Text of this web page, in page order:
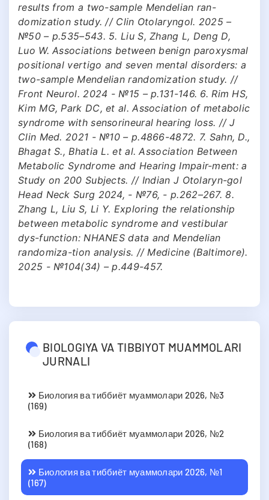
results from a two-sample Mendelian ran-
domization study. // Clin Otolaryngol. 2025 –
№50 – р.535–543. 5. Liu S, Zhang L, Deng D,
Luo W. Associations between benign paroxysmal
positional vertigo and seven mental disorders: a
two-sample Mendelian randomization study. //
Front Neurol. 2024 - №15 – р.131-146. 6. Rim HS,
Kim MG, Park DC, et al. Association of metabolic
syndrome with sensorineural hearing loss. // J
Clin Med. 2021 - №10 – р.4866-4872. 7. Sahn, D.,
Bhagat S., Bhatia L. et al. Association Between
Metabolic Syndrome and Hearing Impair-ment: a
Study on 200 Subjects. // Indian J Otolaryn-gol
Head Neck Surg 2024, - №76, - р.262–267. 8.
Zhang L, Liu S, Li Y. Exploring the relationship
between metabolic syndrome and vestibular
dys-function: NHANES data and Mendelian
randomiza-tion analysis. // Medicine (Baltimore).
2025 - №104(34) – р.449-457.
BIOLOGIYA VA TIBBIYOT MUAMMOLARI
JURNALI
Биология ва тиббиёт муаммолари 2026, №3
(169)
Биология ва тиббиёт муаммолари 2026, №2
(168)
Биология ва тиббиёт муаммолари 2026, №1
(167)